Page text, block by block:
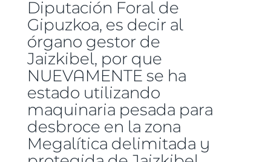
Diputación Foral de
Gipuzkoa, es decir al
órgano gestor de
Jaizkibel, por que
NUEVAMENTE se ha
estado utilizando
maquinaria pesada para
desbroce en la zona
Megalítica delimitada y